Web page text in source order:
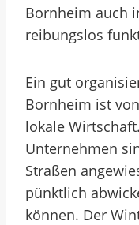
Bornheim auch
reibungslos
Ein gut
Bornheim ist
lokale
Unternehmen
Straßen
pünktlich
können. Der